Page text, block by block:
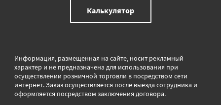
Калькулятор
Информация, размещенная на сайте, носит рекламный
характер и не предназначена для использования при
осуществлении розничной торговли в посредством сети
интернет. Заказ осуществляется после выезда сотрудника и
оформляется посредством заключения договора.